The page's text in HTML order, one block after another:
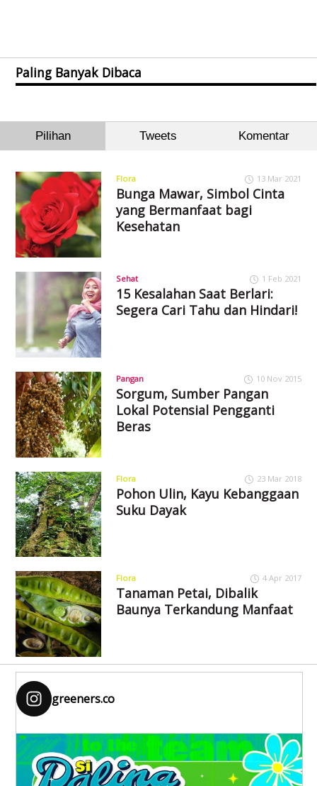
Paling Banyak Dibaca
Pilihan Tweets Komentar
Flora 13 Mar 2021
Bunga Mawar, Simbol Cinta
yang Bermanfaat bagi
Kesehatan
Sehat 1 Feb 2021
15 Kesalahan Saat Berlari:
Segera Cari Tahu dan Hindari!
Pangan 10 Nov 2015
Sorgum, Sumber Pangan
Lokal Potensial Pengganti
Beras
Flora 23 Mar 2018
Pohon Ulin, Kayu Kebanggaan
Suku Dayak
Flora 4 Apr 2017
Tanaman Petai, Dibalik
Baunya Terkandung Manfaat
greeners.co